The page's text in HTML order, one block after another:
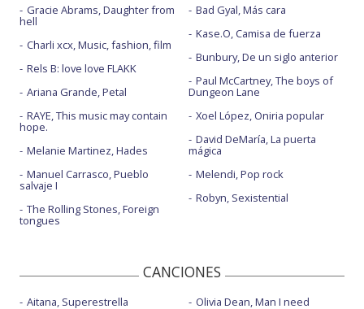
Gracie Abrams, Daughter from
hell
Charli xcx, Music, fashion, film
Rels B: love love FLAKK
Ariana Grande, Petal
RAYE, This music may contain
hope.
Melanie Martinez, Hades
Manuel Carrasco, Pueblo
salvaje I
The Rolling Stones, Foreign
tongues
Bad Gyal, Más cara
Kase.O, Camisa de fuerza
Bunbury, De un siglo anterior
Paul McCartney, The boys of
Dungeon Lane
Xoel López, Oniria popular
David DeMaría, La puerta
mágica
Melendi, Pop rock
Robyn, Sexistential
CANCIONES
Aitana, Superestrella Olivia Dean, Man I need